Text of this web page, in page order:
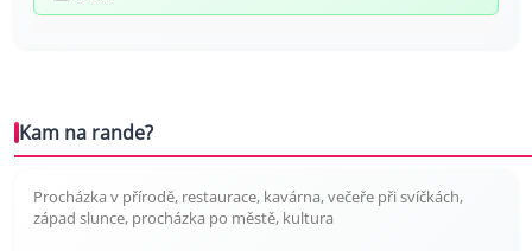
Kam na rande?
Procházka v přírodě, restaurace, kavárna, večeře při svíčkách,
západ slunce, procházka po městě, kultura